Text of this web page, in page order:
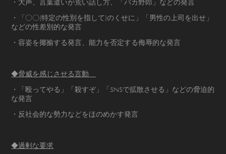
・大声、言葉遣いが荒い話し方、「バカ野郎」などの発言
・「〇〇(特定の性別を指して)のくせに」「男性の上司を出せ」
などの性差別的な発言
・容姿を揶揄する発言、能力を否定する侮辱的な発言
◆脅威を感じさせる言動
・「殴ってやる」「殺すぞ」「SNSで拡散させる」などの脅迫的
な発言
・反社会的な勢力などをほのめかす発言
◆過剰な要求